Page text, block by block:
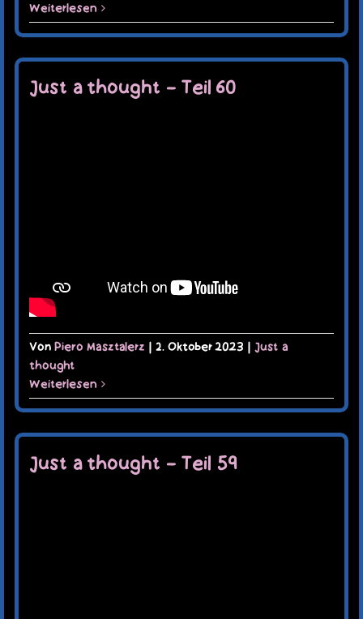
Weiterlesen
Just a thought – Teil 60
Von Piero Masztalerz | 2. Oktober 2023 | Just a
thought
Weiterlesen
Just a thought – Teil 59